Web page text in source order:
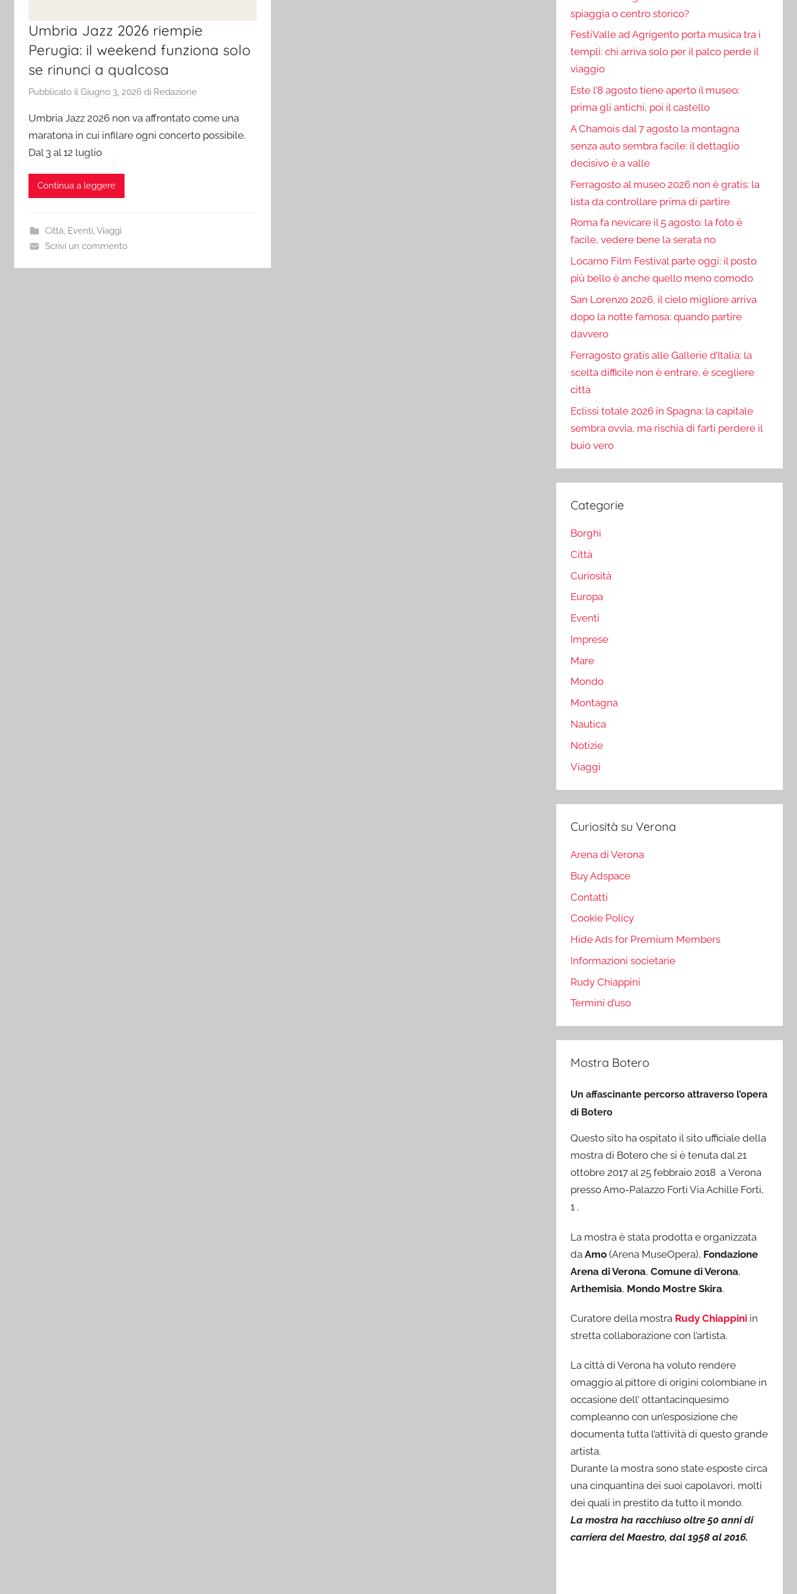
Umbria Jazz 2026 riempie
Perugia: il weekend funziona solo
se rinunci a qualcosa
Pubblicato il Giugno 3, 2026 di Redazione
Umbria Jazz 2026 non va affrontato come una
maratona in cui infilare ogni concerto possibile.
Dal 3 al 12 luglio
Continua a leggere
Città, Eventi,Viaggi
Scrivi un commento
spiaggia o centro storico?
FestiValle ad Agrigento porta musica tra i
templi: chi arriva solo per il palco perde il
viaggio
Este l’8 agosto tiene aperto il museo:
prima gli antichi, poi il castello
A Chamois dal 7 agosto la montagna
senza auto sembra facile: il dettaglio
decisivo è a valle
Ferragosto al museo 2026 non è gratis: la
lista da controllare prima di partire
Roma fa nevicare il 5 agosto: la foto è
facile, vedere bene la serata no
Locarno Film Festival parte oggi: il posto
più bello è anche quello meno comodo
San Lorenzo 2026, il cielo migliore arriva
dopo la notte famosa: quando partire
davvero
Ferragosto gratis alle Gallerie d’Italia: la
scelta difficile non è entrare, è scegliere
città
Eclissi totale 2026 in Spagna: la capitale
sembra ovvia, ma rischia di farti perdere il
buio vero
Categorie
Borghi
Città
Curiosità
Europa
Eventi
Imprese
Mare
Mondo
Montagna
Nautica
Notizie
Viaggi
Curiosità su Verona
Arena di Verona
Buy Adspace
Contatti
Cookie Policy
Hide Ads for Premium Members
Informazioni societarie
Rudy Chiappini
Termini d’uso
Mostra Botero
Un affascinante percorso attraverso l’opera
di Botero
Questo sito ha ospitato il sito ufficiale della
mostra di Botero che si è tenuta dal 21
ottobre 2017 al 25 febbraio 2018 a Verona
presso Amo-Palazzo Forti Via Achille Forti,
1 .
La mostra è stata prodotta e organizzata
daAmo (Arena MuseOpera), Fondazione
Arena di Verona,Comune di Verona,
Arthemisia, Mondo Mostre Skira.
Curatore della mostra Rudy Chiappini in
stretta collaborazione con l’artista.
La città di Verona ha voluto rendere
omaggio al pittore di origini colombiane in
occasione dell’ ottantacinquesimo
compleanno con un’esposizione che
documenta tutta l’attività di questo grande
artista.
Durante la mostra sono state esposte circa
una cinquantina dei suoi capolavori, molti
dei quali in prestito da tutto il mondo.
La mostra ha racchiuso oltre 50 anni di
carriera del Maestro, dal 1958 al 2016.